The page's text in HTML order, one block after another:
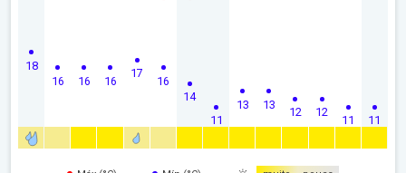
18
16 16 16
17
16
14
11
13 13
12 12
11 11